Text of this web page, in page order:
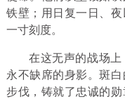
铁壁；用日复一日、
一寸刻度。
在这无声的战场
永不缺席的身影。斑
步伐，铸就了忠诚的